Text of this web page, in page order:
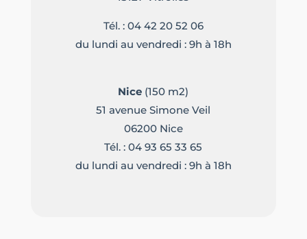
Tél. : 04 42 20 52 06
du lundi au vendredi : 9h à 18h
Nice (150 m2)
51 avenue Simone Veil
06200 Nice
Tél. :04 93 65 33 65
du lundi au vendredi : 9h à 18h